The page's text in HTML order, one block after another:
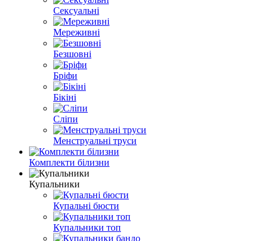
Сексуальні
Мереживні
Безшовні
Бріфи
Бікіні
Сліпи
Менструальні труси
Комплекти білизни
Купальники
Купальні бюсти
Купальники топ